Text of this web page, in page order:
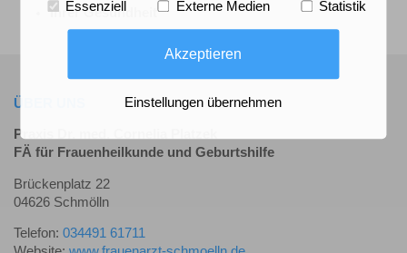
Ihrer Gesundheit
ÜBER UNS
Praxis Dr. med. Cornelia Platzek
FÄ für Frauenheilkunde und Geburtshilfe
Brückenplatz 22
04626 Schmölln
Telefon: 034491 61711
Essenziell Externe Medien Statistik
Akzeptieren
Einstellungen übernehmen